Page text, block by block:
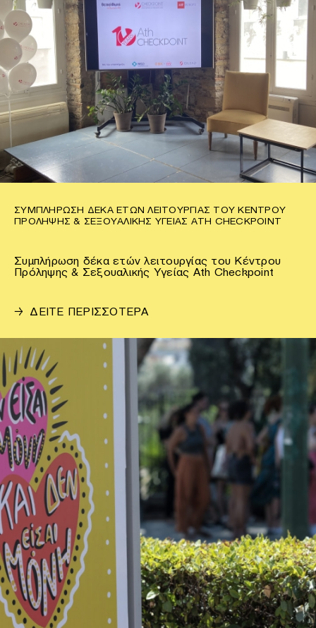
ΣΥΜΠΛΉΡΩΣΗ ΔΈΚΑ ΕΤΏΝ ΛΕΙΤΟΥΡΓΊΑΣ ΤΟΥ ΚΈΝΤΡΟΥ
ΠΡΌΛΗΨΗΣ & ΣΕΞΟΥΑΛΙΚΉΣ ΥΓΕΊΑΣ ATH CHECKPOINT
Συμπλήρωση δέκα ετών λειτουργίας του Κέντρου
Πρόληψης & Σεξουαλικής Υγείας Ath Checkpoint
→ ΔΕΙΤΕ ΠΕΡΙΣΣΟΤΕΡΑ